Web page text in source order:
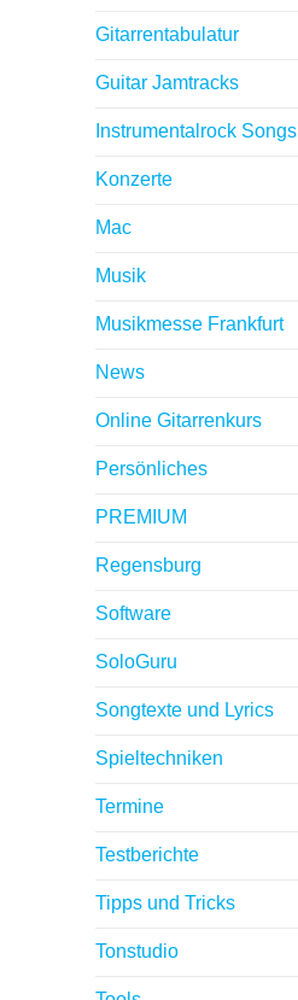
Gitarrentabulatur
Guitar Jamtracks
Instrumentalrock Songs
Konzerte
Mac
Musik
Musikmesse Frankfurt
News
Online Gitarrenkurs
Persönliches
PREMIUM
Regensburg
Software
SoloGuru
Songtexte und Lyrics
Spieltechniken
Termine
Testberichte
Tipps und Tricks
Tonstudio